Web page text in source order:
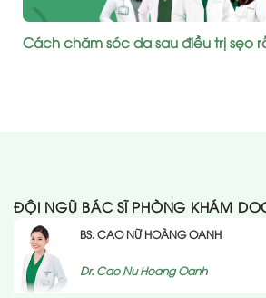
Cách chăm sóc da sau điều trị sẹo
ĐỘI NGŨ BÁC SĨ PHÒNG KHÁM
BS. CAO NỮ HOÀNG OANH
Dr. Cao Nu Hoang Oanh